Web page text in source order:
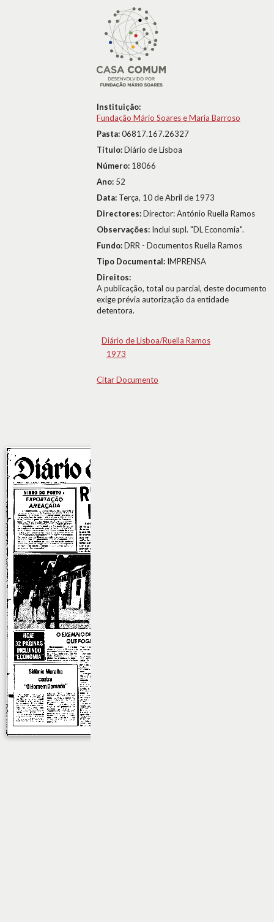
Instituição:
Fundação Mário Soares e Maria Barroso
Pasta:06817.167.26327
Título:Diário de Lisboa
Número: 18066
Ano: 52
Data: Terça, 10 de Abril de 1973
Directores:Director: António Ruella Ramos
Observações: Inclui supl. "DL Economia".
Fundo:DRR - Documentos Ruella Ramos
Tipo Documental: IMPRENSA
Direitos:
A publicação, total ou parcial, deste documento
exige prévia autorização da entidade
detentora.
Diário de Lisboa/Ruella Ramos
1973
Citar Documento